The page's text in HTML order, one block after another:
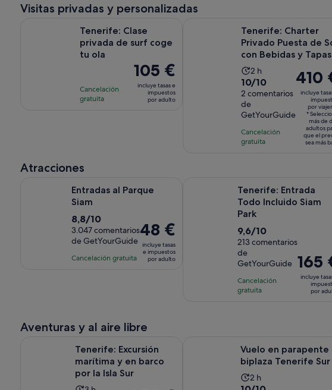
y
por
adulto
Visitas privadas y personalizadas
Tenerife: Clase
privada de surf coge
tu ola
Cancelación
gratuita
El
precio
es
105 €
incluye tasas e
impuestos
por adulto
Tenerife: Charter
Privado Puesta de
con Bebidas y Tapas
La
duración
de
la
actividad
es
de
2 h
10.0
sobre
10
con
2
comentarios
10/10
2 comentarios
de
GetYourGuide
Cancelación
gratuita
El
precio
es
410 €
por
viajero*
410
incluye
por
*
más de
adultos
que el
sea más
Atracciones
Entradas al Parque
Siam
8.8
sobre
10
con
8,8/10
3.047 comentarios
de GetYourGuide
Cancelación gratuita
El
precio
es
de
48 €
incluye tasas
e impuestos
por adulto
Tenerife: Entrada
Todo Incluido Siam
Park
9.6
sobre
10
con
213
comentarios
9,6/10
213 comentarios
de
GetYourGuide
Cancelación
gratuita
El
precio
es
165
incluye
por
Aventuras y al aire libre
Tenerife: Excursión
marítima y en barco
por la Isla Sur
Vuelo en parapente
biplaza Tenerife Sur
La
2 h